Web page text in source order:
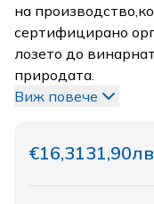
на
сертифицирано
лозето до
природата.
Виж повече
€16,31